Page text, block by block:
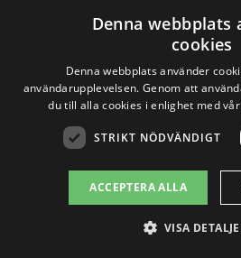
offerter från olika företag
avloppsrensning i
jämföra priser och
bättre förståelse för vad
och vad som passar din
Genom
enkelt få kontakt med
Denna webbplats
cookies
Denna webbplats använder
användarupplevelsen. Genom att
du till alla cookies i enlighet med
STRIKT NÖDVÄNDIGT
ACCEPTERA ALLA
VISA